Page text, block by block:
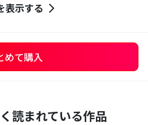
表示する
めて購入
読まれている作品